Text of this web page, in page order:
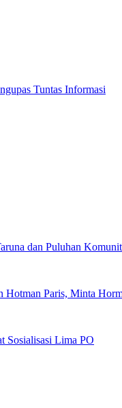
Tuntas Informasi
dan Puluhan
Hotman Paris, Minta
Sosialisasi Lima PO